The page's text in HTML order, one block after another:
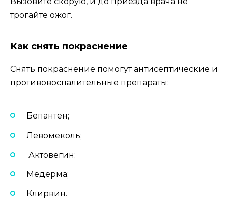
трогайте ожог.
Как снять покраснение
Снять покраснение помогут антисептические и
противовоспалительные препараты:
Бепантен;
Левомеколь;
Актовегин;
Медерма;
Клирвин.